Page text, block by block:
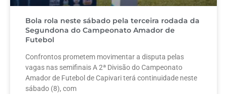
Bola rola neste sábado pela terceira rodada da
Segundona do Campeonato Amador de
Futebol
Confrontos prometem movimentar a disputa pelas
vagas nas semifinais A 2ª Divisão do Campeonato
Amador de Futebol de Capivari terá continuidade neste
sábado (8), com